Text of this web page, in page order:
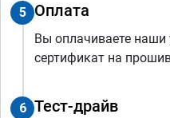
5 Оплата
Вы оплачиваете
сертификат на
6 Тест-драйв